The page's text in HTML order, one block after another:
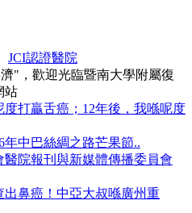
JCI認證醫院
"，歡迎光臨暨南大學附屬復
站
度打贏舌癌；12年後，我喺呢度
年中巴絲綢之路芒果節..
醫院報刊與新媒體傳播委員會
出鼻癌！中亞大叔喺廣州重